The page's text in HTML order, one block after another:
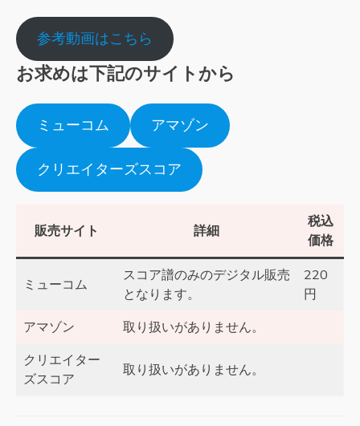
参考動画はこちら
お求めは下記のサイトから
ミューコム アマゾン
クリエイターズスコア
販売サイト 詳細
税込
価格
ミューコム
スコア譜のみのデジタル販売
となります。
220
円
アマゾン
取り扱いがありません。
クリエイター
ズスコア
取り扱いがありません。